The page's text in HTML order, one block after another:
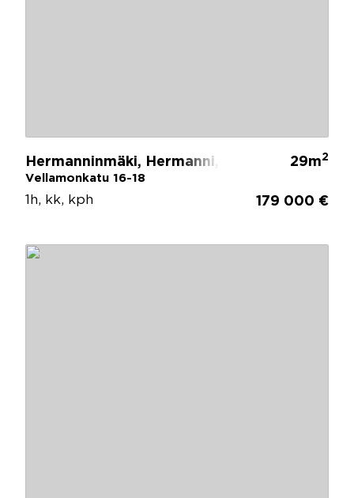
Hermanninmäki, Hermanni, Helsinki
Vellamonkatu 16-18
29m2
1h, kk, kph 179 000 €